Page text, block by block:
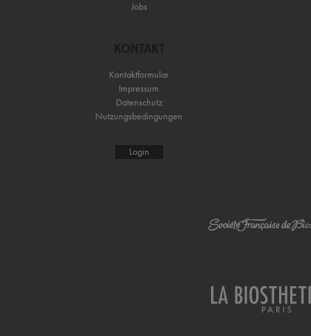
Jobs
Kontaktformular
Impressum
Datenschutz
Nutzungsbedingungen
Login